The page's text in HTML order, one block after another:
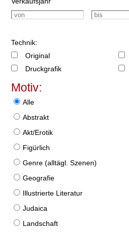
Technik:
Original
Druckgrafik
Motiv:
Alle
Abstrakt
Akt/Erotik
Figürlich
Genre (alltägl. Szenen)
Geografie
Illustrierte Literatur
Judaica
Landschaft